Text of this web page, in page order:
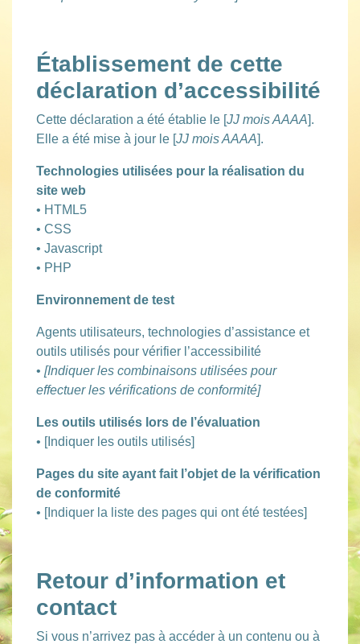
Établissement de cette
déclaration d’accessibilité
Cette déclaration a été établie le [JJ mois AAAA].
Elle a été mise à jour le [JJ mois AAAA].
Technologies utilisées pour la réalisation du
site web
• HTML5
• CSS
• Javascript
• PHP
Environnement de test
Agents utilisateurs, technologies d’assistance et
outils utilisés pour vérifier l’accessibilité
• [Indiquer les combinaisons utilisées pour
effectuer les vérifications de conformité]
Les outils utilisés lors de l’évaluation
• [Indiquer les outils utilisés]
Pages du site ayant fait l’objet de la vérification
de conformité
• [Indiquer la liste des pages qui ont été testées]
Retour d’information et
contact
Si vous n’arrivez pas à accéder à un contenu ou à